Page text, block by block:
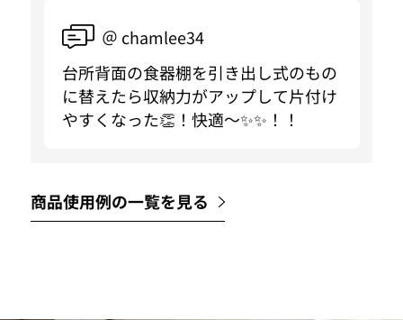
＠ chamlee34
台所背面の食器棚を引き出し式のもの
に替えたら収納力がアップして片付け
やすくなった👏！快適〜✨✨！！
商品使用例の一覧を見る